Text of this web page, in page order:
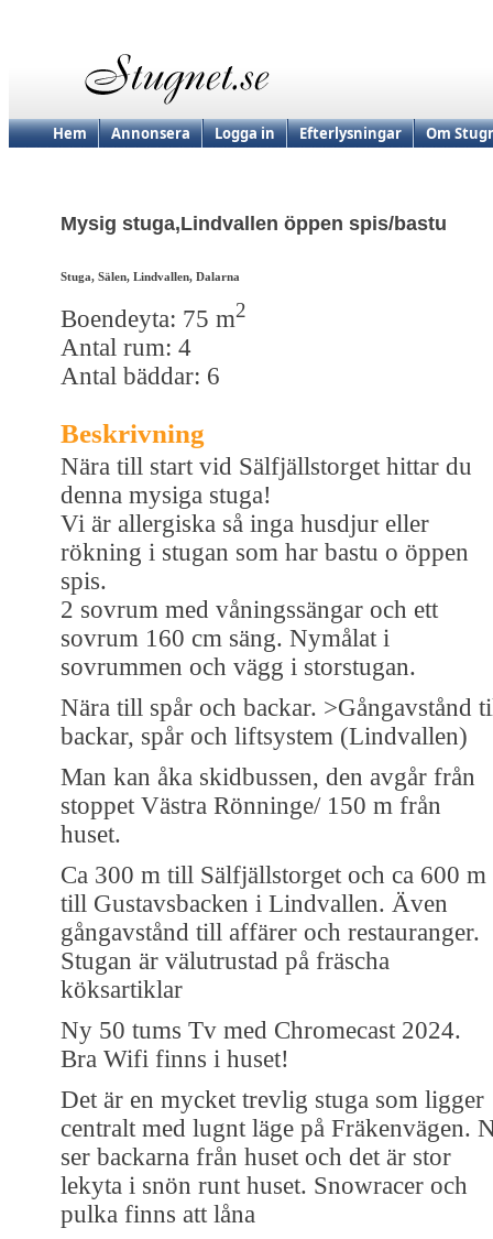
Hem Annonsera Logga in Efterlysningar Om
Mysig stuga,Lindvallen öppen spis/bastu
Stuga, Sälen, Lindvallen, Dalarna
Boendeyta: 75 m2
Antal rum: 4
Antal bäddar: 6
Beskrivning
Nära till start vid Sälfjällstorget hittar du
denna mysiga stuga!
Vi är allergiska så inga husdjur eller
rökning i stugan som har bastu o öppen
spis.
2 sovrum med våningssängar och ett
sovrum 160 cm säng. Nymålat i
sovrummen och vägg i storstugan.
Nära till spår och backar. >Gångavstånd
backar, spår och liftsystem (Lindvallen)
Man kan åka skidbussen, den avgår från
stoppet Västra Rönninge/ 150 m från
huset.
Ca 300 m till Sälfjällstorget och ca 600 m
till Gustavsbacken i Lindvallen. Även
gångavstånd till affärer och restauranger.
Stugan är välutrustad på fräscha
köksartiklar
Ny 50 tums Tv med Chromecast 2024.
Bra Wifi finns i huset!
Det är en mycket trevlig stuga som ligger
centralt med lugnt läge på Fräkenvägen.
ser backarna från huset och det är stor
lekyta i snön runt huset. Snowracer och
pulka finns att låna